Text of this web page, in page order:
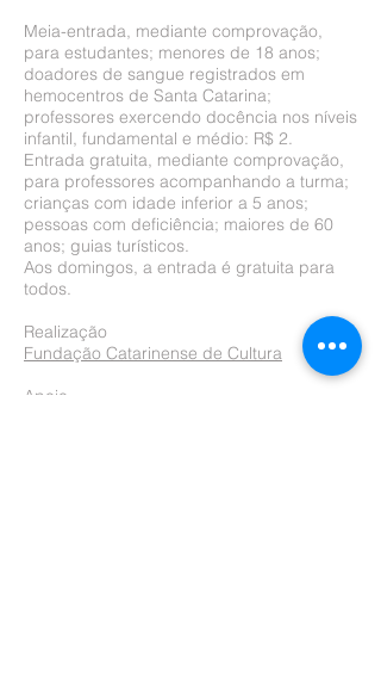
Meia-entrada, mediante comprovação,
para estudantes; menores de 18 anos;
doadores de sangue registrados em
hemocentros de Santa Catarina;
professores exercendo docência nos níveis
infantil, fundamental e médio: R$ 2.
Entrada gratuita, mediante comprovação,
para professores acompanhando a turma;
crianças com idade inferior a 5 anos;
pessoas com deficiência; maiores de 60
anos; guias turísticos.
Aos domingos, a entrada é gratuita para
todos.
Realização
Fundação Catarinense de Cultura
Apoio